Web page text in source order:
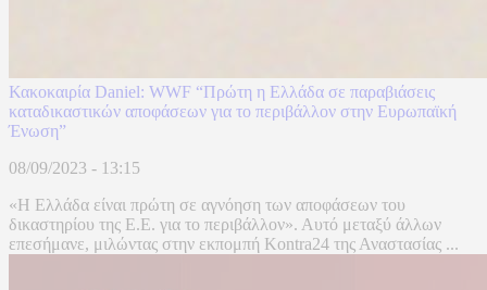
Κακοκαιρία Daniel: WWF “Πρώτη η Ελλάδα σε παραβιάσεις
καταδικαστικών αποφάσεων για το περιβάλλον στην Ευρωπαϊκή
Ένωση”
08/09/2023 - 13:15
«Η Ελλάδα είναι πρώτη σε αγνόηση των αποφάσεων του
δικαστηρίου της Ε.Ε. για το περιβάλλον». Αυτό μεταξύ άλλων
επεσήμανε, μιλώντας στην εκπομπή Kontra24 της Αναστασίας ...